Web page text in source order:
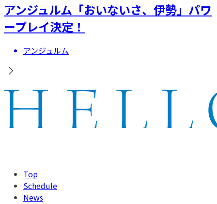
アンジュルム「おいないさ、伊勢」パワ
ープレイ決定！
アンジュルム
Top
Schedule
News